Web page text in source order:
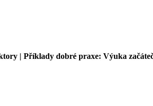
| Příklady dobré praxe: Výuka